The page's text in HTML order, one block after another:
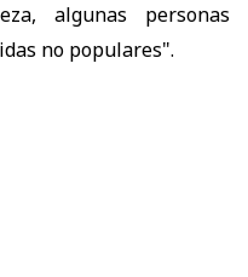
algunas personas
no populares".